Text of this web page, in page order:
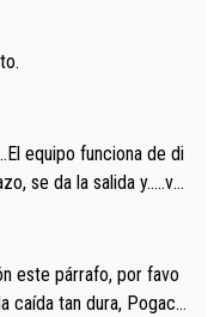
equipo funciona de di
se da la salida y…..ve
estos momentos tan
este párrafo, por favo
caída tan dura, Pogaca